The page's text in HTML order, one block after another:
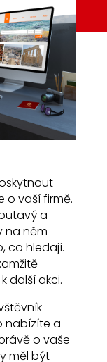
o vaší firmě.
a
na něm
co hledají.
další akci.
nabízíte a
o vaše
měl být